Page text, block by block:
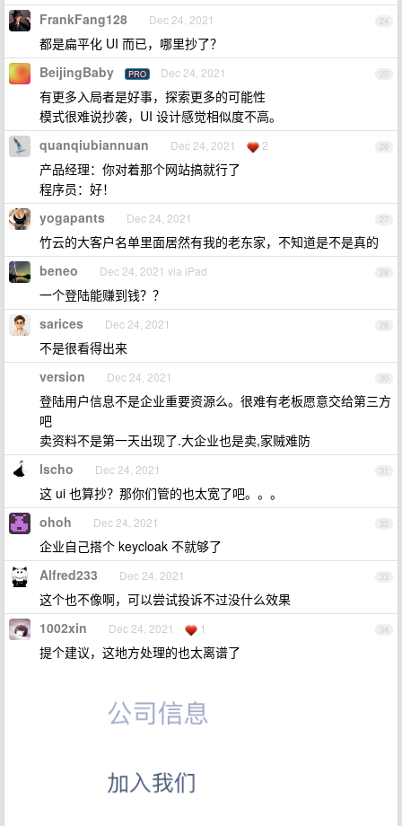
24
FrankFang128 Dec 24, 2021
都是扁平化 UI 而已，哪里抄了？
25
BeijingBaby PRO Dec 24, 2021
有更多入局者是好事，探索更多的可能性
模式很难说抄袭，UI 设计感觉相似度不高。
26
quanqiubiannuan Dec 24, 2021 2
产品经理：你对着那个网站搞就行了
程序员：好！
27
yogapants Dec 24, 2021
竹云的大客户名单里面居然有我的老东家，不知道是不是真的
28
beneo Dec 24, 2021 via iPad
一个登陆能赚到钱？？
29
sarices Dec 24, 2021
不是很看得出来
30
version Dec 24, 2021
登陆用户信息不是企业重要资源么。很难有老板愿意交给第三方
吧
卖资料不是第一天出现了.大企业也是卖,家贼难防
31
lscho Dec 24, 2021
这 ui 也算抄？那你们管的也太宽了吧。。。
32
ohoh Dec 24, 2021
企业自己搭个 keycloak 不就够了
33
Alfred233 Dec 24, 2021
这个也不像啊，可以尝试投诉不过没什么效果
34
1002xin Dec 24, 2021 1
提个建议，这地方处理的也太离谱了